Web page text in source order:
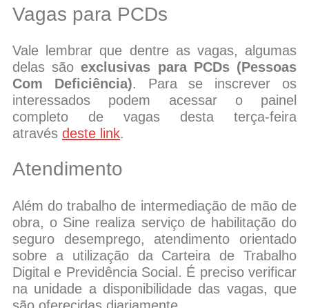
Vagas para PCDs
Vale lembrar que dentre as vagas, algumas
delas são exclusivas para PCDs (Pessoas
Com Deficiência). Para se inscrever os
interessados podem acessar o painel
completo de vagas desta terça-feira
através deste link.
Atendimento
Além do trabalho de intermediação de mão de
obra, o Sine realiza serviço de habilitação do
seguro desemprego, atendimento orientado
sobre a utilização da Carteira de Trabalho
Digital e Previdência Social. É preciso verificar
na unidade a disponibilidade das vagas, que